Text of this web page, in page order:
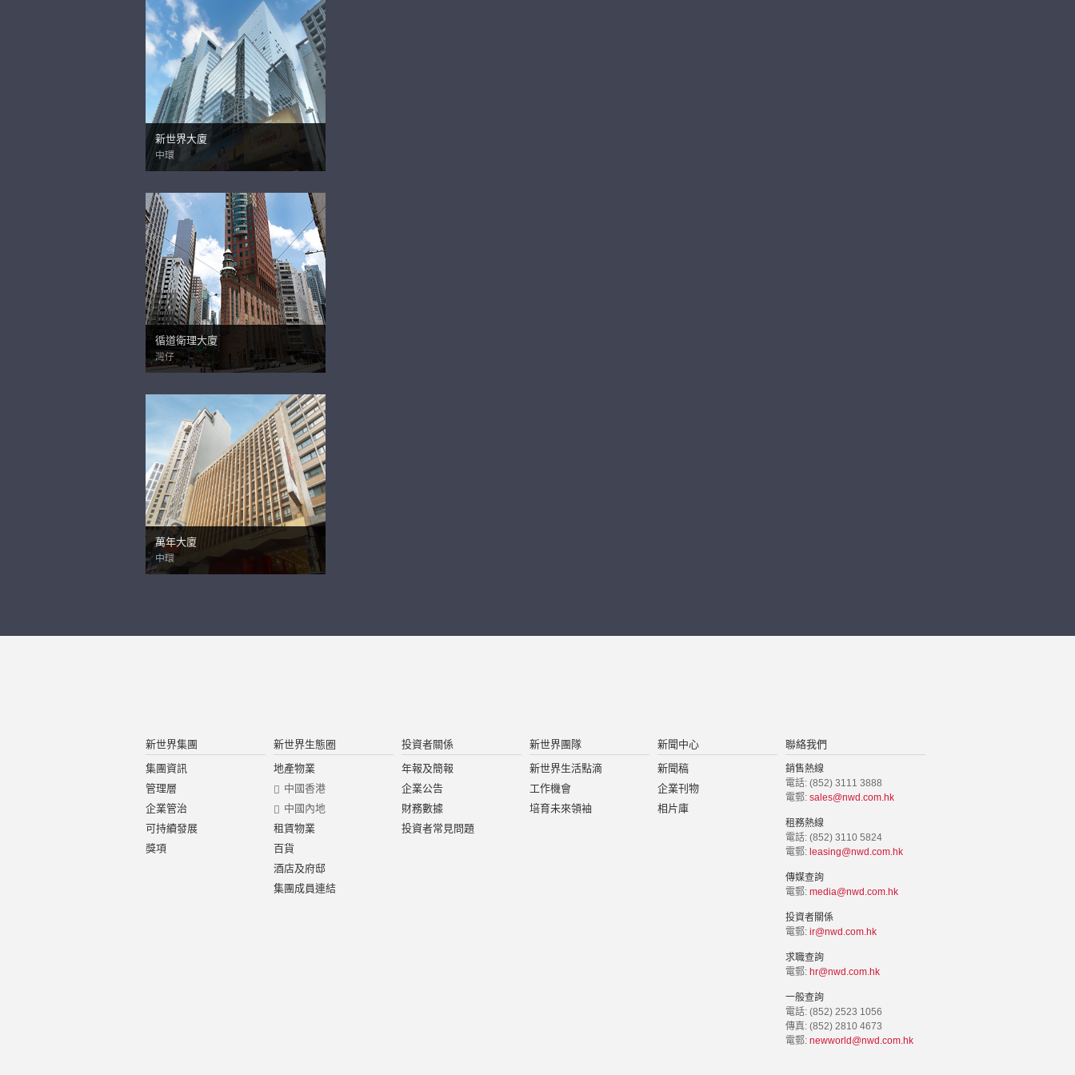
新世界大廈
中環
循道衛理大廈
灣仔
萬年大廈
中環
新世界集團
集團資訊
管理層
企業管治
可持續發展
獎項
新世界生態圈
地產物業
中國香港
中國內地
租賃物業
百貨
酒店及府邸
集團成員連結
投資者關係
年報及簡報
企業公告
財務數據
投資者常見問題
新世界團隊
新世界生活點滴
工作機會
培育未來領袖
新聞中心
新聞稿
企業刊物
相片庫
聯絡我們
銷售熱線
電話: (852) 3111 3888
電郵: sales@nwd.com.hk
租務熱線
電話: (852) 3110 5824
電郵: leasing@nwd.com.hk
傳媒查詢
電郵: media@nwd.com.hk
投資者關係
電郵: ir@nwd.com.hk
求職查詢
電郵: hr@nwd.com.hk
一般查詢
電話: (852) 2523 1056
傳真: (852) 2810 4673
電郵: newworld@nwd.com.hk